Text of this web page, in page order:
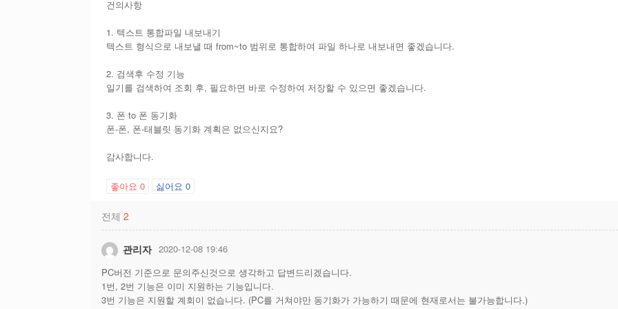
건의사항
1. 텍스트 통합파일 내보내기
텍스트 형식으로 내보낼 때 from~to 범위로 통합하여 파일 하나로 내보내면 좋겠습니다.
2. 검색후 수정 기능
일기를 검색하여 조회 후, 필요하면 바로 수정하여 저장할 수 있으면 좋겠습니다.
3. 폰 to 폰 동기화
폰-폰, 폰-태블릿 동기화 계획은 없으신지요?
감사합니다.
좋아요 0 싫어요 0
전체 2
관리자 2020-12-08 19:46
PC버전 기준으로 문의주신것으로 생각하고 답변드리겠습니다.
1번, 2번 기능은 이미 지원하는 기능입니다.
3번 기능은 지원할 계회이 없습니다. (PC를 거쳐야만 동기화가 가능하기 때문에 현재로서는 불가능합니다.)